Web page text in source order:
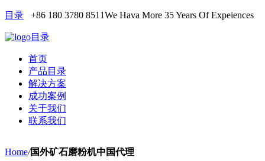
目录 +86 180 3780 8511We Hava More 35 Years Of Expeiences
目录
首页
产品目录
解决方案
成功案例
关于我们
联系我们
Home/国外矿石磨粉机中国代理